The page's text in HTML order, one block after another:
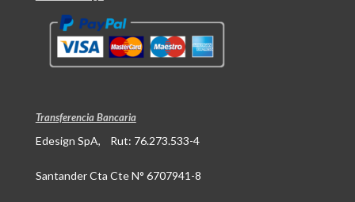
Transferencia Bancaria
Edesign SpA, Rut: 76.273.533-4
Santander Cta Cte N° 6707941-8